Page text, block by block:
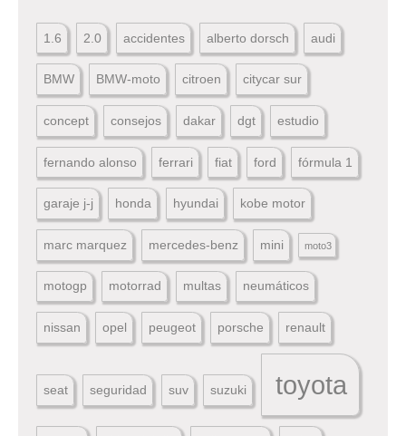
1.6 2.0 accidentes alberto dorsch audi
BMW BMW-moto citroen citycar sur
concept consejos dakar dgt estudio
fernando alonso ferrari fiat ford fórmula 1
garaje j-j honda hyundai kobe motor
marc marquez mercedes-benz mini moto3
motogp motorrad multas neumáticos
nissan opel peugeot porsche renault
seat seguridad suv suzuki toyota